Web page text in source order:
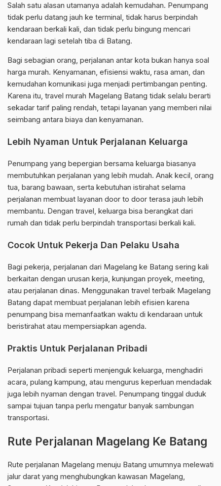
Salah satu alasan utamanya adalah kemudahan. Penumpang
tidak perlu datang jauh ke terminal, tidak harus berpindah
kendaraan berkali kali, dan tidak perlu bingung mencari
kendaraan lagi setelah tiba di Batang.
Bagi sebagian orang, perjalanan antar kota bukan hanya soal
harga murah. Kenyamanan, efisiensi waktu, rasa aman, dan
kemudahan komunikasi juga menjadi pertimbangan penting.
Karena itu, travel murah Magelang Batang tidak selalu berarti
sekadar tarif paling rendah, tetapi layanan yang memberi nilai
seimbang antara biaya dan kenyamanan.
Lebih Nyaman Untuk Perjalanan Keluarga
Penumpang yang bepergian bersama keluarga biasanya
membutuhkan perjalanan yang lebih mudah. Anak kecil, orang
tua, barang bawaan, serta kebutuhan istirahat selama
perjalanan membuat layanan door to door terasa jauh lebih
membantu. Dengan travel, keluarga bisa berangkat dari
rumah dan tidak perlu berpindah transportasi berkali kali.
Cocok Untuk Pekerja Dan Pelaku Usaha
Bagi pekerja, perjalanan dari Magelang ke Batang sering kali
berkaitan dengan urusan kerja, kunjungan proyek, meeting,
atau perjalanan dinas. Menggunakan travel terbaik Magelang
Batang dapat membuat perjalanan lebih efisien karena
penumpang bisa memanfaatkan waktu di kendaraan untuk
beristirahat atau mempersiapkan agenda.
Praktis Untuk Perjalanan Pribadi
Perjalanan pribadi seperti menjenguk keluarga, menghadiri
acara, pulang kampung, atau mengurus keperluan mendadak
juga lebih nyaman dengan travel. Penumpang tinggal duduk
sampai tujuan tanpa perlu mengatur banyak sambungan
transportasi.
Rute Perjalanan Magelang Ke Batang
Rute perjalanan Magelang menuju Batang umumnya melewati
jalur darat yang menghubungkan kawasan Magelang,